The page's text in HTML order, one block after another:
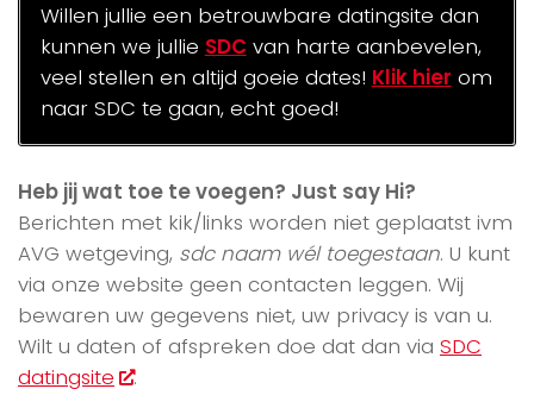
Willen jullie een betrouwbare datingsite dan
kunnen we jullie SDCvan harte aanbevelen,
veel stellen en altijd goeie dates! Klik hier om
naar SDC te gaan, echt goed!
Heb jij wat toe te voegen? Just say Hi?
Berichten met kik/links worden niet geplaatst ivm
AVG wetgeving, sdc naam wél toegestaan. U kunt
via onze website geen contacten leggen. Wij
bewaren uw gegevens niet, uw privacy is van u.
Wilt u daten of afspreken doe dat dan via SDC
datingsite
.